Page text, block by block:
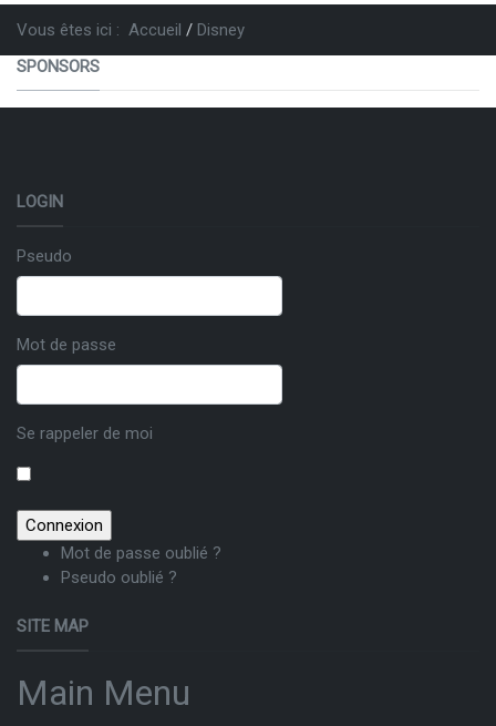
Vous êtes ici : Accueil
Disney
SPONSORS
LOGIN
Pseudo
Mot de passe
Se rappeler de moi
Mot de passe oublié ?
Pseudo oublié ?
SITE MAP
Main Menu